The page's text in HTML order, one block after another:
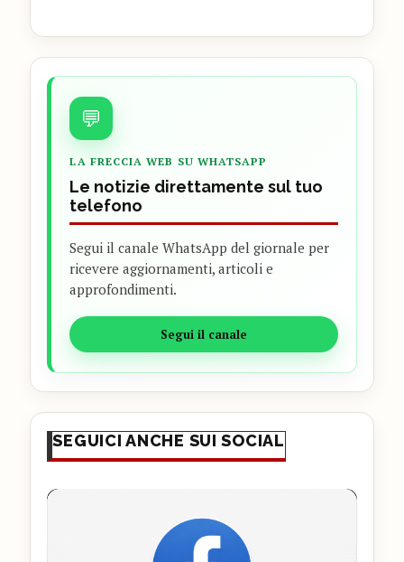
💬
LA FRECCIA WEB SU WHATSAPP
Le notizie direttamente sul tuo
telefono
Segui il canale WhatsApp del giornale per
ricevere aggiornamenti, articoli e
approfondimenti.
Segui il canale
SEGUICI ANCHE SUI SOCIAL